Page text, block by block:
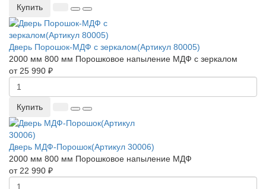
Купить
Дверь Порошок-МДФ с зеркалом(Артикул 80005)
2000 мм 800 мм Порошковое напыление МДФ с зеркалом
от 25 990 ₽
Купить
Дверь МДФ-Порошок(Артикул 30006)
2000 мм 800 мм Порошковое напыление МДФ
от 22 990 ₽